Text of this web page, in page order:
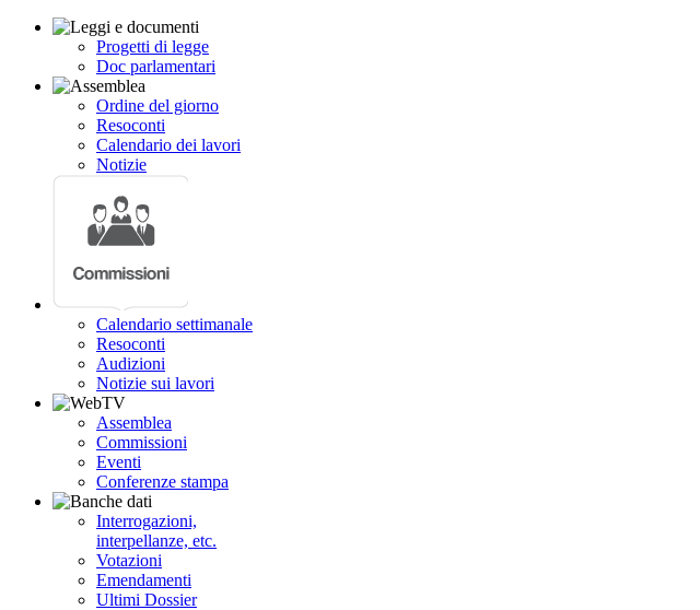
Progetti di legge
Doc parlamentari
Ordine del giorno
Resoconti
Calendario dei lavori
Notizie
Calendario settimanale
Resoconti
Audizioni
Notizie sui lavori
Assemblea
Commissioni
Eventi
Conferenze stampa
Interrogazioni,
interpellanze, etc.
Votazioni
Emendamenti
Ultimi Dossier